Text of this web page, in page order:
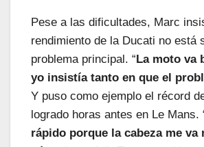
Pese a las dificultades, Marc
rendimiento de la Ducati no está
problema principal. “ La moto va
yo insistía tanto en que el
Y puso como ejemplo el récord
logrado horas antes en Le Mans.
rápido porque la cabeza me va